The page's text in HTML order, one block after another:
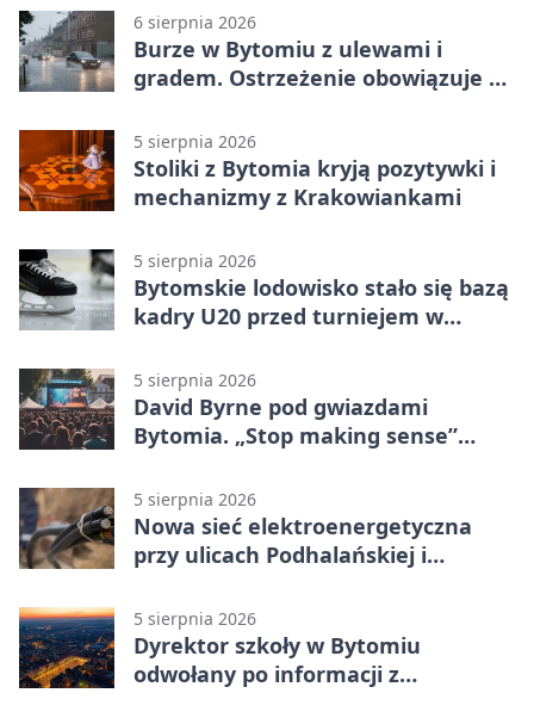
6 sierpnia 2026
Burze w Bytomiu z ulewami i
gradem. Ostrzeżenie obowiązuje do
5 sierpnia 2026
Stoliki z Bytomia kryją pozytywki i
mechanizmy z Krakowiankami
5 sierpnia 2026
Bytomskie lodowisko stało się bazą
kadry U20 przed turniejem w
5 sierpnia 2026
David Byrne pod gwiazdami
Bytomia. „Stop making sense”
5 sierpnia 2026
Nowa sieć elektroenergetyczna
przy ulicach Podhalańskiej i
5 sierpnia 2026
Dyrektor szkoły w Bytomiu
odwołany po informacji z